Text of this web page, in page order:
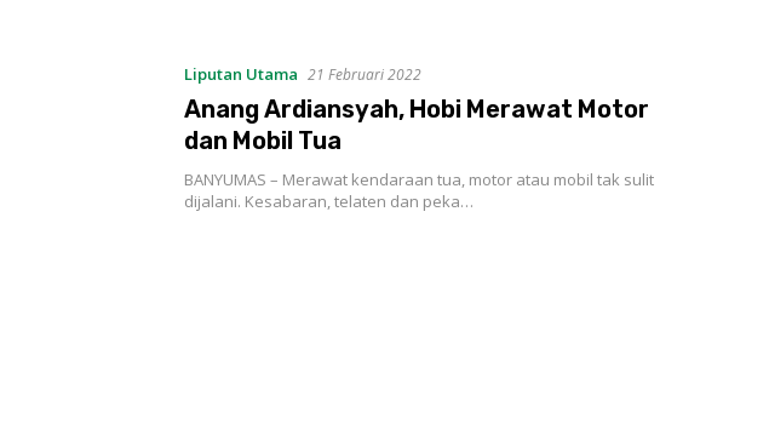
Liputan Utama 21 Februari 2022
Anang Ardiansyah, Hobi Merawat Motor
dan Mobil Tua
BANYUMAS – Merawat kendaraan tua, motor atau mobil tak sulit
dijalani. Kesabaran, telaten dan peka…